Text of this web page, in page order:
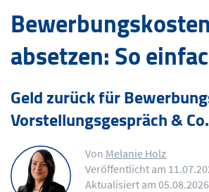
Bewerbungskosten
absetzen: So
Geld zurück für
Vorstellungsgespräch & Co.
Von Melanie Holz
Veröffentlicht am
Aktualisiert am 05.08.2026